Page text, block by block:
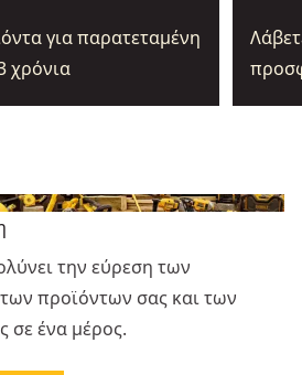
για παρατεταμένη
χρόνια
την εύρεση των
προϊόντων σας και των
σε ένα μέρος.